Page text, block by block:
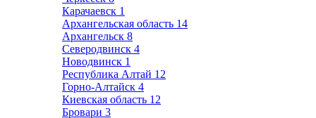
Карачаевск 1
Архангельская область 14
Архангельск 8
Северодвинск 4
Новодвинск 1
Республика Алтай 12
Горно-Алтайск 4
Киевская область 12
Бровари 3